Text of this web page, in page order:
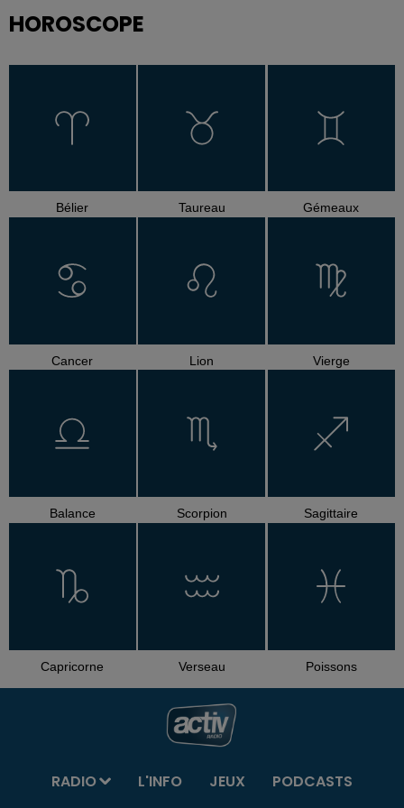
HOROSCOPE
Bélier Taureau Gémeaux
Cancer Lion Vierge
Balance Scorpion Sagittaire
Capricorne Verseau Poissons
RADIO L'INFO JEUX PODCASTS